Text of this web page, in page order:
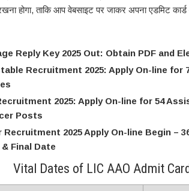
होगा, ताकि आप वेबसाइट पर जाकर अपना एडमिट
Reply Key 2025 Out: Obtain PDF and
Recruitment 2025: Apply On-line for
2025: Apply On-line for 54
Posts
Recruitment 2025 Apply On-line Begin –
Final Date
Vital Dates of LIC AAO Admit